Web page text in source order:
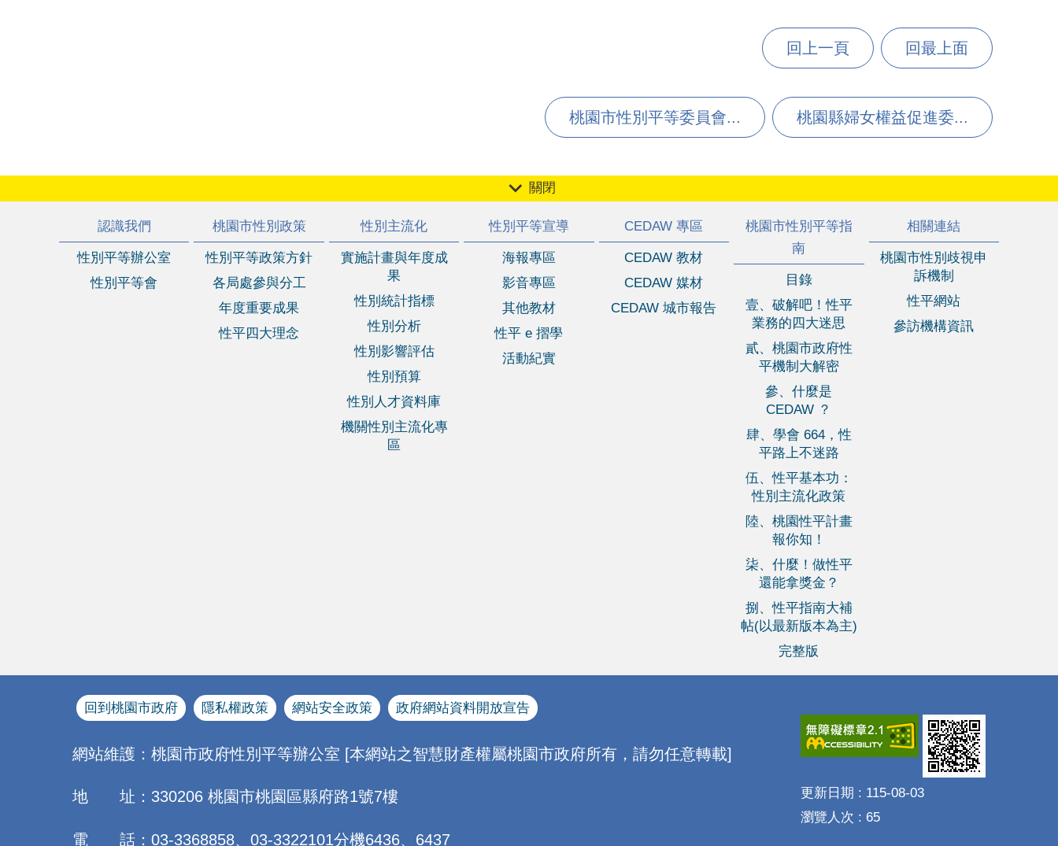
回上一頁 回最上面
桃園市性別平等委員會... 桃園縣婦女權益促進委...
關閉
認識我們
性別平等辦公室
性別平等會
桃園市性別政策
性別平等政策方針
各局處參與分工
年度重要成果
性平四大理念
性別主流化
實施計畫與年度成
果
性別統計指標
性別分析
性別影響評估
性別預算
性別人才資料庫
機關性別主流化專
區
性別平等宣導
海報專區
影音專區
其他教材
性平 e 摺學
活動紀實
CEDAW 專區
CEDAW 教材
CEDAW 媒材
CEDAW 城市報告
桃園市性別平等指
南
目錄
壹、破解吧！性平
業務的四大迷思
貳、桃園市政府性
平機制大解密
參、什麼是
CEDAW ？
肆、學會 664，性
平路上不迷路
伍、性平基本功：
性別主流化政策
陸、桃園性平計畫
報你知！
柒、什麼！做性平
還能拿獎金？
捌、性平指南大補
帖(以最新版本為主)
完整版
相關連結
桃園市性別歧視申
訴機制
性平網站
參訪機構資訊
回到桃園市政府 隱私權政策 網站安全政策 政府網站資料開放宣告
網站維護：桃園市政府性別平等辦公室 [本網站之智慧財產權屬桃園市政府所有，請勿任意轉載]
地 址：330206 桃園市桃園區縣府路1號7樓
電 話：03-3368858、03-3322101分機6436、6437
更新日期
115-08-03
瀏覽人次
65